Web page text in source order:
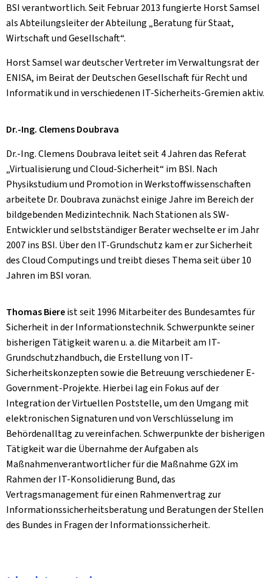
BSI verantwortlich. Seit Februar 2013 fungierte Horst Samsel
als Abteilungsleiter der Abteilung „Beratung für Staat,
Wirtschaft und Gesellschaft“.
Horst Samsel war deutscher Vertreter im Verwaltungsrat der
ENISA, im Beirat der Deutschen Gesellschaft für Recht und
Informatik und in verschiedenen IT-Sicherheits-Gremien aktiv.
Dr.-Ing. Clemens Doubrava
Dr.-Ing. Clemens Doubrava leitet seit 4 Jahren das Referat
„Virtualisierung und Cloud-Sicherheit“ im BSI. Nach
Physikstudium und Promotion in Werkstoffwissenschaften
arbeitete Dr. Doubrava zunächst einige Jahre im Bereich der
bildgebenden Medizintechnik. Nach Stationen als SW-
Entwickler und selbstständiger Berater wechselte er im Jahr
2007 ins BSI. Über den IT-Grundschutz kam er zur Sicherheit
des Cloud Computings und treibt dieses Thema seit über 10
Jahren im BSI voran.
Thomas Biereist seit 1996 Mitarbeiter des Bundesamtes für
Sicherheit in der Informationstechnik. Schwerpunkte seiner
bisherigen Tätigkeit waren u. a. die Mitarbeit am IT-
Grundschutzhandbuch, die Erstellung von IT-
Sicherheitskonzepten sowie die Betreuung verschiedener E-
Government-Projekte. Hierbei lag ein Fokus auf der
Integration der Virtuellen Poststelle, um den Umgang mit
elektronischen Signaturen und von Verschlüsselung im
Behördenalltag zu vereinfachen. Schwerpunkte der bisherigen
Tätigkeit war die Übernahme der Aufgaben als
Maßnahmenverantwortlicher für die Maßnahme G2X im
Rahmen der IT-Konsolidierung Bund, das
Vertragsmanagement für einen Rahmenvertrag zur
Informationssicherheitsberatung und Beratungen der Stellen
des Bundes in Fragen der Informationssicherheit.